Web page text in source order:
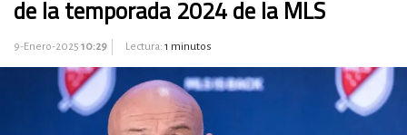
de la temporada 2024 de la MLS
9-Enero-2025 10:29 Lectura: 1 minutos